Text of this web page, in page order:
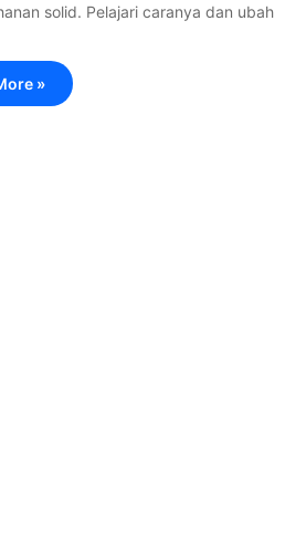
solid. Pelajari caranya dan ubah
»